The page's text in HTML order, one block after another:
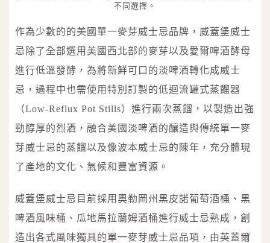
不同選擇。
作為少數的的美國單一麥芽威士忌品牌，威蓋堡威士
忌除了全部選用美國西北部的麥芽以及愛爾啤酒酵母
進行低溫發酵，為將新鮮可口的淡啤酒轉化成威士
忌，過程中也需使用特別訂製的低迴流罐式蒸餾器
（Low-Reflux Pot Stills）進行兩次蒸餾，以製造出強
勁醇厚的烈酒，融合美國淡啤酒的釀造與傳統單一麥
芽威士忌的蒸餾以及像波本威士忌的陳年，充分體現
了產地的文化、氣候和豐富資源。
威蓋堡威士忌目前採用奧勒岡州黑皮諾葡萄酒桶、黑
啤酒風味桶、瓜地馬拉蘭姆酒桶進行威士忌熟成，創
造出各式風味獨具的單一麥芽威士忌品項，由英蓋爾